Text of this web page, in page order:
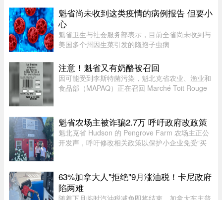
门用的腰包，结果在 ÎleSoniq 开幕前几天还得折腾
着重新买一个，太 ...
魁省尚未收到这类疫情的病例报告 但要小
心
魁省卫生与社会服务部表示，目前全省尚未收到与
美国多个州因生菜引发的隐孢子虫病
报告。这种由寄生虫引起的感染主要通过受污染的
食物或水传播，会导致水样腹泻、胃痉挛 ...
注意！魁省又有奶酪被召回
因可能受到李斯特菌污染，魁北克省农业、渔业和
食品部（MAPAQ）正在召回 Marché Toit Rouge
年 7 月 6 日至 16 ...
魁省农场主被诈骗2.7万 呼吁政府改政策
魁北克省 Hudson 的 Pengrove Farm 农场主正公
开发声，呼吁修改相关政策以保护小企业免受“买
Cosgrove 和 Matt Penney 夫 ...
63%加拿大人"拒绝"9月涨油税！卡尼政府
陷两难